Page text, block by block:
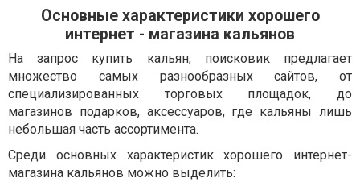
Основные характеристики хорошего
интернет - магазина кальянов
На запрос купить кальян, поисковик предлагает
множество самых разнообразных сайтов, от
специализированных торговых площадок, до
магазинов подарков, аксессуаров, где кальяны лишь
небольшая часть ассортимента.
Среди основных характеристик хорошего интернет-
магазина кальянов можно выделить: